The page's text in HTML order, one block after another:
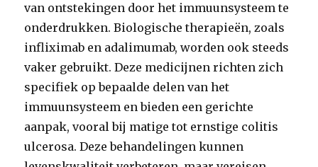
van ontstekingen door het immuunsysteem te
onderdrukken. Biologische therapieën, zoals
infliximab en adalimumab, worden ook steeds
vaker gebruikt. Deze medicijnen richten zich
specifiek op bepaalde delen van het
immuunsysteem en bieden een gerichte
aanpak, vooral bij matige tot ernstige colitis
ulcerosa. Deze behandelingen kunnen